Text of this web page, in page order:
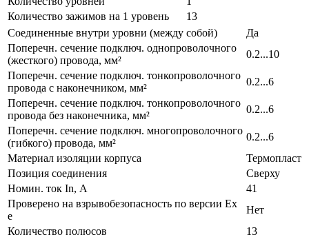
Количество зажимов на 1 уровень
13
Соединенные внутри уровни (между собой)
Да
Поперечн. сечение подключ. однопроволочного
(жесткого) провода, мм²
0.2...10
Поперечн. сечение подключ. тонкопроволочного
провода с наконечником, мм²
0.2...6
Поперечн. сечение подключ. тонкопроволочного
провода без наконечника, мм²
0.2...6
Поперечн. сечение подключ. многопроволочного
(гибкого) провода, мм²
0.2...6
Материал изоляции корпуса
Термопласт
Позиция соединения
Сверху
Номин. ток In, А
41
Проверено на взрывобезопасность по версии Ex
e
Нет
Количество полюсов
13